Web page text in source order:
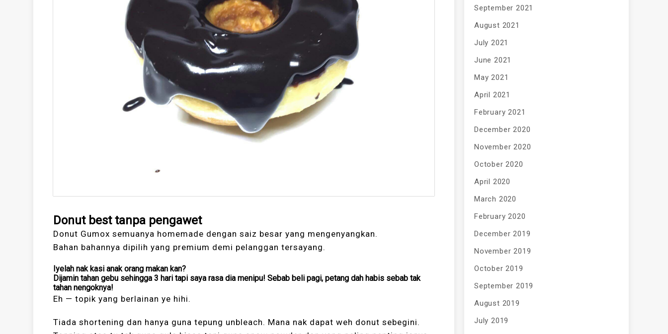
Donut best tanpa pengawet
Donut Gumox semuanya homemade dengan saiz besar yang mengenyangkan.
Bahan bahannya dipilih yang premium demi pelanggan tersayang.
Iyelah nak kasi anak orang makan kan?
Dijamin tahan gebu sehingga 3 hari tapi saya rasa dia menipu! Sebab beli pagi, petang dah habis sebab tak
tahan nengoknya!
Eh — topik yang berlainan ye hihi.
Tiada shortening dan hanya guna tepung unbleach. Mana nak dapat weh donut sebegini.
September 2021
August 2021
July 2021
June 2021
May 2021
April 2021
February 2021
December 2020
November 2020
October 2020
April 2020
March 2020
February 2020
December 2019
November 2019
October 2019
September 2019
August 2019
July 2019